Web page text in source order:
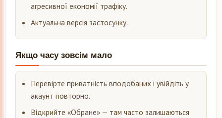
агресивної економії трафіку.
Актуальна версія застосунку.
Якщо часу зовсім мало
Перевірте приватність вподобаних і увійдіть у
акаунт повторно.
Відкрийте «Обране» — там часто залишаються